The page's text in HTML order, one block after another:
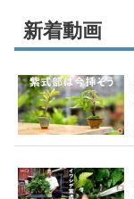
新着動画